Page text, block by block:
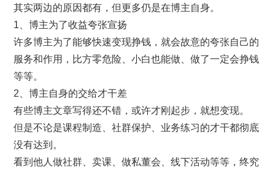
其实两边的原因都有，但更多仍是在博主自身。
1、博主为了收益夸张宣扬
许多博主为了能够快速变现挣钱，就会故意的夸张自己的
服务和作用，比方零危险、小白也能做、做了一定会挣钱
等等。
2、博主自身的交给才干差
有些博主文章写得还不错，或许才刚起步，就想变现。
但是不论是课程制造、社群保护、业务练习的才干都彻底
没有达到。
看到他人做社群、卖课、做私董会、线下活动等等，终究